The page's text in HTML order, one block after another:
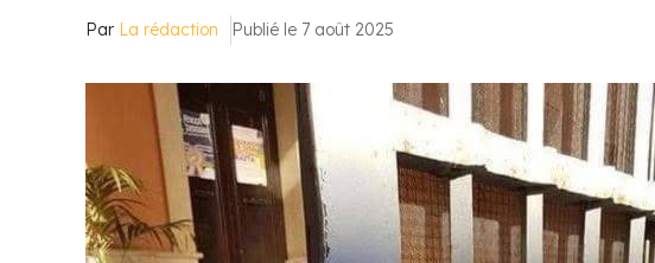
Par La rédaction Publié le 7 août 2025